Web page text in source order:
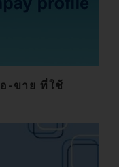
-ขาย ที่ใช้